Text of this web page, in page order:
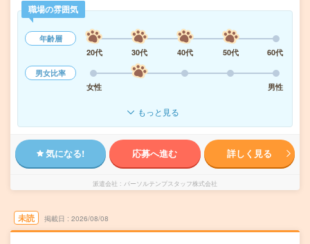
職場の雰囲気
年齢層
20代
30代 40代 50代
60代
男女比率
女性
男性
もっと見る
気になる! 応募へ進む 詳しく見る
派遣会社 パーソルテンプスタッフ株式会社
未読 掲載日 2026/08/08